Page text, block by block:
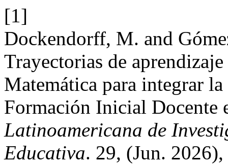
[1]
Dockendorff, M. and
Trayectorias de
Matemática para integrar
Formación Inicial Docente
Latinoamericana de
Educativa. 29, (Jun. 2026),